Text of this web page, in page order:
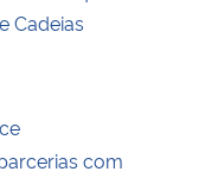
Cadeias
com